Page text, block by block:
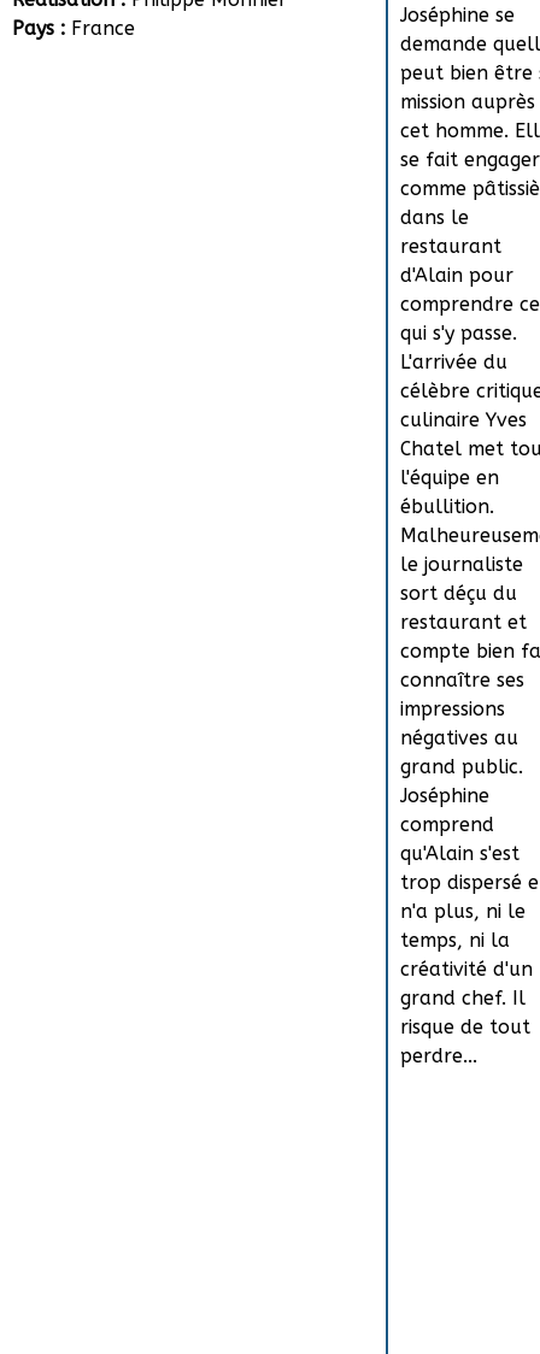
Pays : France
Joséphine se
demande
peut bien être
mission
cet homme.
se fait engager
comme
dans le
restaurant
d'Alain pour
comprendre ce
qui s'y passe.
L'arrivée du
célèbre
culinaire Yves
Chatel met
l'équipe en
ébullition.
le journaliste
sort déçu du
restaurant et
compte bien
connaître ses
impressions
négatives au
grand public.
Joséphine
comprend
qu'Alain s'est
trop dispersé
n'a plus, ni le
temps, ni la
créativité d'un
grand chef. Il
risque de tout
perdre...